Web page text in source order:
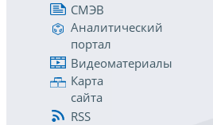
СМЭВ
Аналитический
портал
Видеоматериалы
Карта
сайта
RSS